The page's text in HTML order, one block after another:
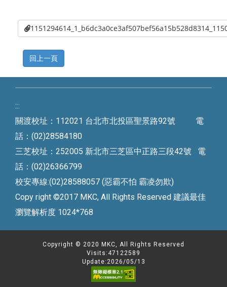
:::
關渡校址：112021 台北市北投區聖景路92號 電
話：(02)28584180
三芝校址：252005 新北市三芝區中正路三段42號 電
話：(02)26366799
校安專線:(02)28588057 (惡霸不怕 霸凌勿欺)
Copy right ©2017 MKC, All Rights Reserved 建議最佳
瀏覽解析度 1024*768
Copyright © 2020 MKC, All Rights Reserved
Visits:47122589
Update:2026/05/13